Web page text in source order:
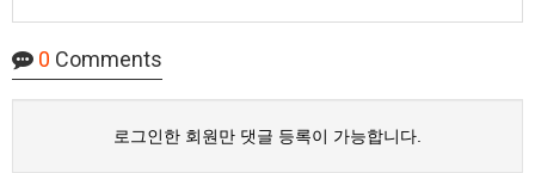
0 Comments
로그인한 회원만 댓글 등록이 가능합니다.